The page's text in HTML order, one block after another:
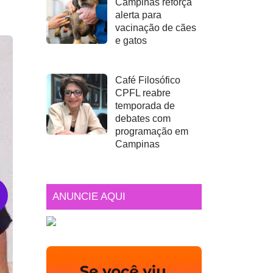
Campinas reforça
alerta para
vacinação de cães
e gatos
Café Filosófico
CPFL reabre
temporada de
debates com
programação em
Campinas
ANUNCIE AQUI